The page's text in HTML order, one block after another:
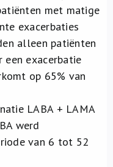
met matige
exacerbaties
alleen patiënten
exacerbatie
op 65% van
LABA + LAMA
werd
van 6 tot 52